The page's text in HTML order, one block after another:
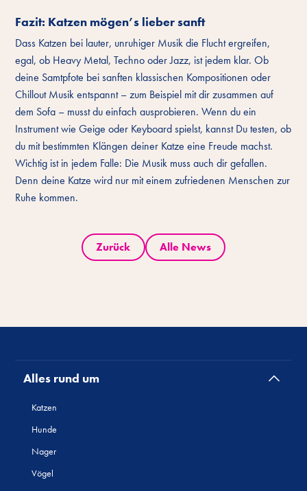
Fazit: Katzen mögen’s lieber sanft
Dass Katzen bei lauter, unruhiger Musik die Flucht ergreifen,
egal, ob Heavy Metal, Techno oder Jazz, ist jedem klar. Ob
deine Samtpfote bei sanften klassischen Kompositionen oder
Chillout Musik entspannt – zum Beispiel mit dir zusammen auf
dem Sofa – musst du einfach ausprobieren. Wenn du ein
Instrument wie Geige oder Keyboard spielst, kannst Du testen, ob
du mit bestimmten Klängen deiner Katze eine Freude machst.
Wichtig ist in jedem Falle: Die Musik muss auch dir gefallen.
Denn deine Katze wird nur mit einem zufriedenen Menschen zur
Ruhe kommen.
Zurück Alle News
Alles rund um
Katzen
Hunde
Nager
Vögel